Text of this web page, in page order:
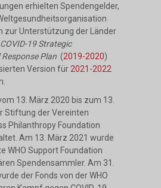
erhielten Spendengelder,
zur Unterstützung der Länder
COVID-19 Strategic
Plan (2019-2020)
Version für 2021-2022
13. März 2020 bis zum 13.
Stiftung der Vereinten
Philanthropy Foundation
Am 13. März 2021 wurde
WHO Support Foundation
Spendensammler. Am 31.
der Fonds von der WHO